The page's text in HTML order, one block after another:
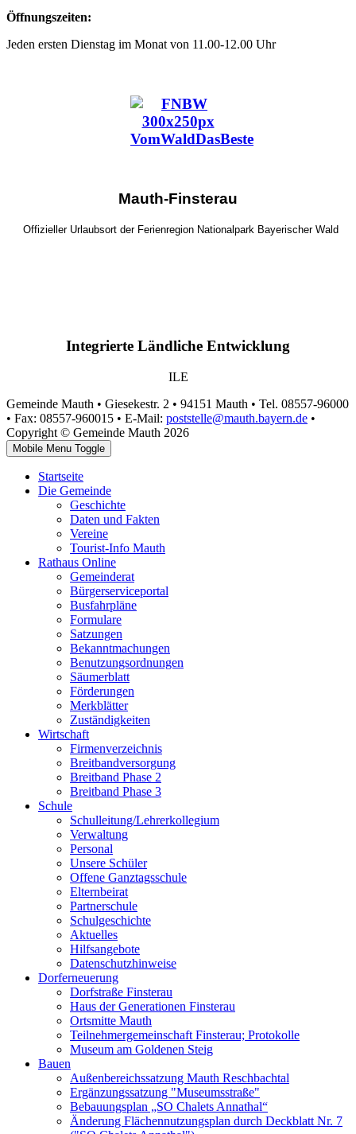
Öffnungszeiten:
Jeden ersten Dienstag im Monat von 11.00-12.00 Uhr
Mauth-Finsterau
Offizieller Urlaubsort der Ferienregion Nationalpark Bayerischer Wald
Integrierte Ländliche Entwicklung
ILE
Gemeinde Mauth • Giesekestr. 2 • 94151 Mauth • Tel. 08557-96000
• Fax: 08557-960015 • E-Mail: poststelle@mauth.bayern.de •
Copyright © Gemeinde Mauth 2026
Mobile Menu Toggle
Startseite
Die Gemeinde
Geschichte
Daten und Fakten
Vereine
Tourist-Info Mauth
Rathaus Online
Gemeinderat
Bürgerserviceportal
Busfahrpläne
Formulare
Satzungen
Bekanntmachungen
Benutzungsordnungen
Säumerblatt
Förderungen
Merkblätter
Zuständigkeiten
Wirtschaft
Firmenverzeichnis
Breitbandversorgung
Breitband Phase 2
Breitband Phase 3
Schule
Schulleitung/Lehrerkollegium
Verwaltung
Personal
Unsere Schüler
Offene Ganztagsschule
Elternbeirat
Partnerschule
Schulgeschichte
Aktuelles
Hilfsangebote
Datenschutzhinweise
Dorferneuerung
Dorfstraße Finsterau
Haus der Generationen Finsterau
Ortsmitte Mauth
Teilnehmergemeinschaft Finsterau; Protokolle
Museum am Goldenen Steig
Bauen
Außenbereichssatzung Mauth Reschbachtal
Ergänzungssatzung "Museumsstraße"
Bebauungsplan „SO Chalets Annathal“
Änderung Flächennutzungsplan durch Deckblatt Nr. 7